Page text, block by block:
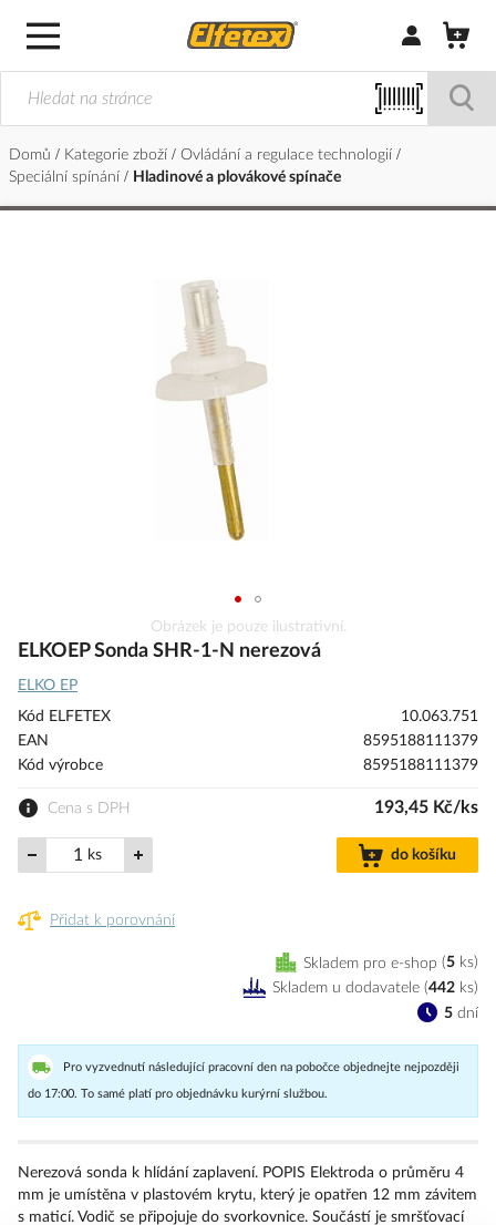
Přihlásit/
Domů Kategorie zboží
Ovládání a regulace technologií
Speciální spínání
Hladinové a plovákové spínače
na
galerie
s
obrázky
Obrázek je pouze ilustrativní.
ELKOEP Sonda SHR-1-N nerezová
ELKO EP
Kód ELFETEX
10.063.751
EAN
8595188111379
Kód výrobce
8595188111379
Cena s DPH 193,45 Kč/ks
ks do košíku
Přidat k porovnání
Skladem pro e-shop 5 ks
5 dní
Skladem u dodavatele (442 ks)
Pro vyzvednutí následující pracovní den na pobočce objednejte nejpozději
do 17:00. To samé platí pro objednávku kurýrní službou.
Nerezová sonda k hlídání zaplavení. POPIS Elektroda o průměru 4
mm je umístěna v plastovém krytu, který je opatřen 12 mm závitem
s maticí. Vodič se připojuje do svorkovnice. Součástí je smršťovací